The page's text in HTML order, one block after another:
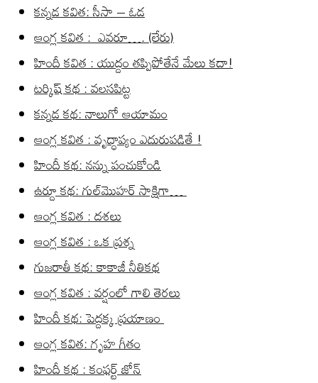
కన్నడ కవిత: సీసా – ఓడ
ఆంగ్ల కవిత : ఎవరూ…. (లేరు)
హిందీ కవిత : యుద్దం తప్పిపోతేనే మేలు కదా!
టర్కిష్ కథ : వలసపిట్ట
కన్నడ కథ: నాలుగో ఆయామం
ఆంగ్ల కవిత : వృద్ధాప్యం ఎదురుపడితే !
హిందీ కథ: నన్ను పంచుకోండి
ఉర్దూ కథ: గుల్‌మొహర్ సాక్షిగా…
ఆంగ్ల కవిత : దశలు
ఆంగ్ల కవిత : ఒక ప్రశ్న
గుజరాతీ కథ: కాకాజీ నీతికథ
ఆంగ్ల కవిత : వర్షంలో గాలి తెరలు
హిందీ కథ: పెద్దక్క ప్రయాణం
ఆంగ్ల కవిత: గృహ గీతం
హిందీ కథ : కంఫర్ట్ జోన్